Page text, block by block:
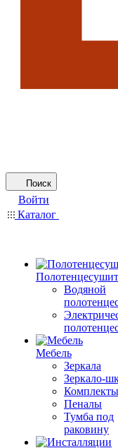
Поиск
Войти
Каталог
Водяной
Мебель
Зеркала
Зеркало-
Пеналы
Тумба под
раковину